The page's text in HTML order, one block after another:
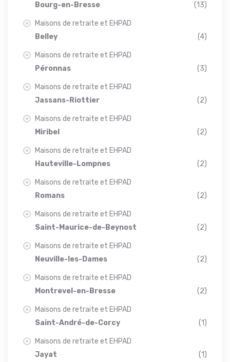
Bourg-en-Bresse
(13)
Maisons de retraite et EHPAD
Belley
(4)
Maisons de retraite et EHPAD
Péronnas
(3)
Maisons de retraite et EHPAD
Jassans-Riottier
(2)
Maisons de retraite et EHPAD
Miribel
(2)
Maisons de retraite et EHPAD
Hauteville-Lompnes
(2)
Maisons de retraite et EHPAD
Romans
(2)
Maisons de retraite et EHPAD
Saint-Maurice-de-Beynost
(2)
Maisons de retraite et EHPAD
Neuville-les-Dames
(2)
Maisons de retraite et EHPAD
Montrevel-en-Bresse
(2)
Maisons de retraite et EHPAD
Saint-André-de-Corcy
(1)
Maisons de retraite et EHPAD
Jayat
(1)